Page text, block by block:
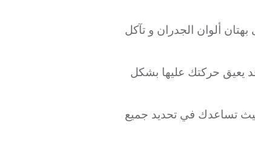
ألوان الجدران و تآكل
يعيق حركتك عليها بشكل
تساعدك في تحديد جميع